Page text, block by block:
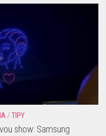
/ TIPY
show: Samsung